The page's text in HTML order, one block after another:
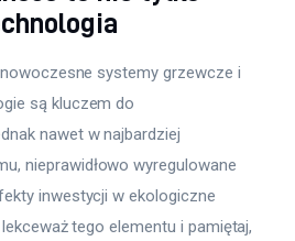
systemy grzewcze i
są kluczem do
nawet w najbardziej
nieprawidłowo wyregulowane
inwestycji w ekologiczne
tego elementu i pamiętaj,